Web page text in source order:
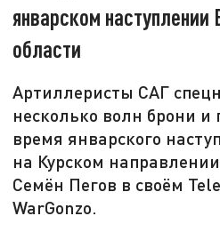
январском наступлении
области
Артиллеристы САГ
несколько волн брони и
время январского
на Курском
Семён Пегов в своём
WarGonzo.